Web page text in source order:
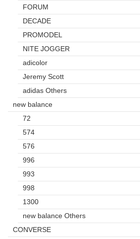
FORUM
DECADE
PROMODEL
NITE JOGGER
adicolor
Jeremy Scott
adidas Others
new balance
72
574
576
996
993
998
1300
new balance Others
CONVERSE